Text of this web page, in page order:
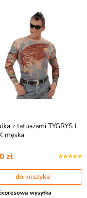
z tatuażami TYGRYS I
męska
zł
do koszyka
wysyłka